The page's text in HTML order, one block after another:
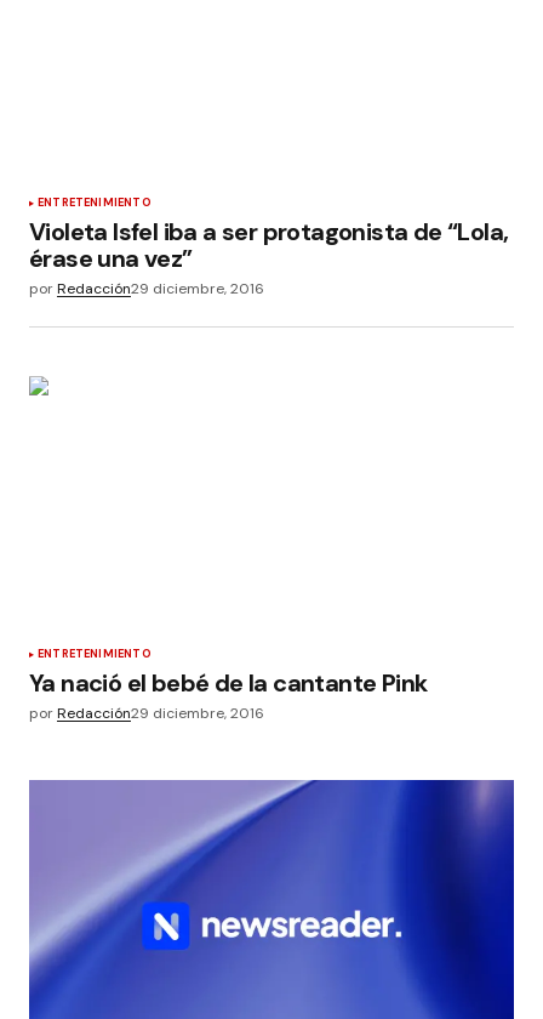
ENTRETENIMIENTO
Violeta Isfel iba a ser protagonista de “Lola,
érase una vez”
porRedacción29 diciembre, 2016
ENTRETENIMIENTO
Ya nació el bebé de la cantante Pink
porRedacción29 diciembre, 2016